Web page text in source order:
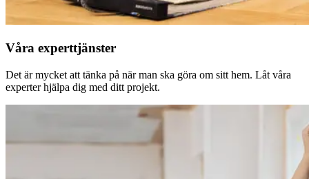
Våra experttjänster
Det är mycket att tänka på när man ska göra om sitt hem. Låt våra
experter hjälpa dig med ditt projekt.